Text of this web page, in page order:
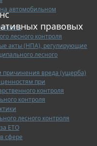
автомобильном
лесного контроля
акты (НПА), регулирующие
лесного
причинения вреда (ущерба)
при
контроля
контроля
лесного контроля
ЕТО
сфере
правовых